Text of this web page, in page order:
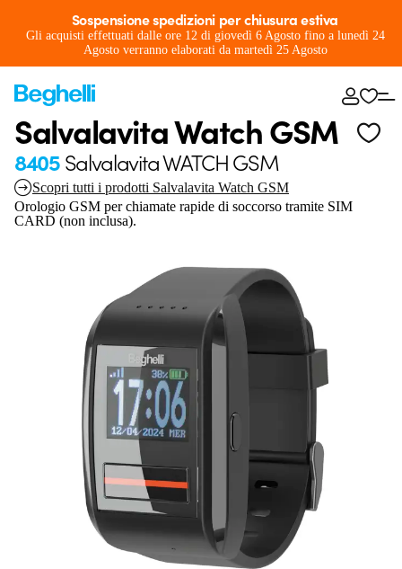
Sospensione spedizioni per chiusura estiva
Gli acquisti effettuati dalle ore 12 di giovedì 6 Agosto fino a lunedì 24
Agosto verranno elaborati da martedì 25 Agosto
Salvalavita Watch GSM
8405Salvalavita WATCH GSM
Scopri tutti i prodotti Salvalavita Watch GSM
Orologio GSM per chiamate rapide di soccorso tramite SIM
CARD (non inclusa).